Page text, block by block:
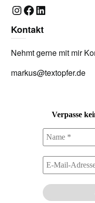
Instagram
Facebook
LinkedIn
Kontakt
Nehmt gerne mit mir
markus@textopfer.de
Verpasse